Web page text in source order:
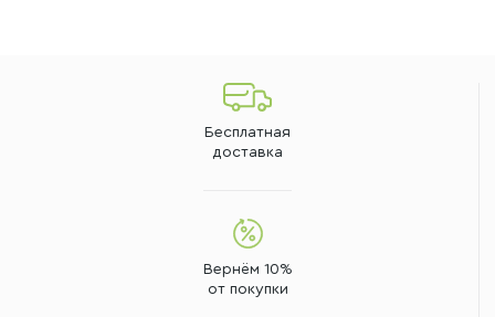
Бесплатная
доставка
Вернём 10%
от покупки